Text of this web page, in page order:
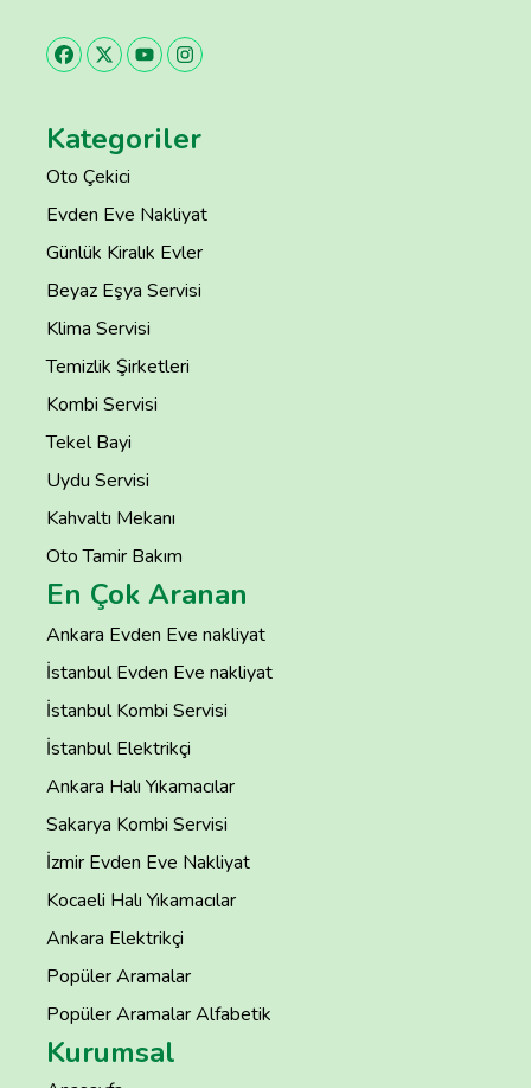
Kategoriler
Oto Çekici
Evden Eve Nakliyat
Günlük Kiralık Evler
Beyaz Eşya Servisi
Klima Servisi
Temizlik Şirketleri
Kombi Servisi
Tekel Bayi
Uydu Servisi
Kahvaltı Mekanı
Oto Tamir Bakım
En Çok Aranan
Ankara Evden Eve nakliyat
İstanbul Evden Eve nakliyat
İstanbul Kombi Servisi
İstanbul Elektrikçi
Ankara Halı Yıkamacılar
Sakarya Kombi Servisi
İzmir Evden Eve Nakliyat
Kocaeli Halı Yıkamacılar
Ankara Elektrikçi
Popüler Aramalar
Popüler Aramalar Alfabetik
Kurumsal